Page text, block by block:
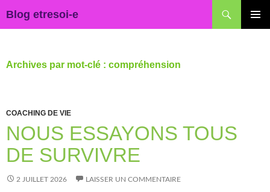
Blog etresoi-e
Archives par mot-clé : compréhension
COACHING DE VIE
NOUS ESSAYONS TOUS
DE SURVIVRE
2 JUILLET 2026 LAISSER UN COMMENTAIRE